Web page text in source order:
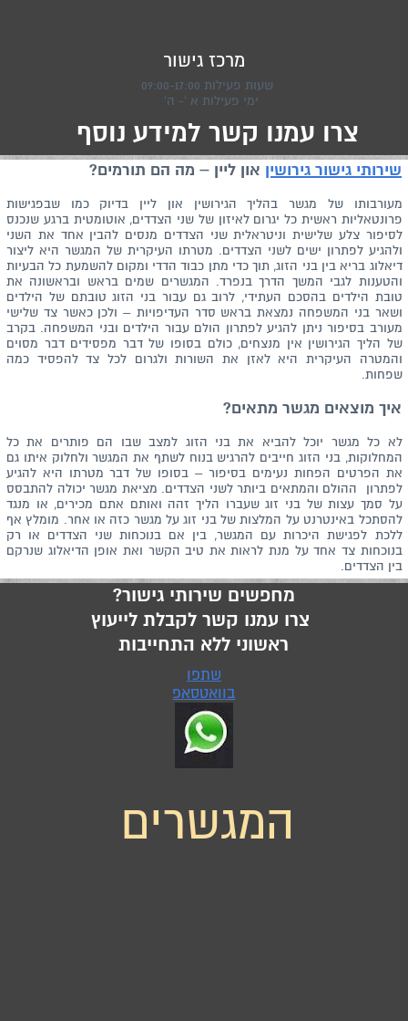
שירותי גישור גירושין און ליין – מה הם תורמים?
מעורבותו של מגשר בהליך הגירושין און ליין בדיוק כמו שבפגישות
פרונטאליות ראשית כל יגרום לאיזון של שני הצדדים, אוטומטית ברגע שנכנס
לסיפור צלע שלישית וניטראלית שני הצדדים מנסים להבין אחד את השני
ולהגיע לפתרון ישים לשני הצדדים. מטרתו העיקרית של המגשר היא ליצור
דיאלוג בריא בין בני הזוג, תוך כדי מתן כבוד הדדי ומקום להשמעת כל הבעיות
והטענות לגבי המשך הדרך בנפרד. המגשרים שמים בראש ובראשונה את
טובת הילדים בהסכם העתידי, לרוב גם עבור בני הזוג טובתם של הילדים
ושאר בני המשפחה נמצאת בראש סדר העדיפויות – ולכן כאשר צד שלישי
מעורב בסיפור ניתן להגיע לפתרון הולם עבור הילדים ובני המשפחה. בקרב
של הליך הגירושין אין מנצחים, כולם בסופו של דבר מפסידים דבר מסוים
והמטרה העיקרית היא לאזן את השורות ולגרום לכל צד להפסיד כמה
שפחות.
איך מוצאים מגשר מתאים?
לא כל מגשר יוכל להביא את בני הזוג למצב שבו הם פותרים את כל
המחלוקות, בני הזוג חייבים להרגיש בנוח לשתף את המגשר ולחלוק איתו גם
את הפרטים הפחות נעימים בסיפור – בסופו של דבר מטרתו היא להגיע
לפתרון ההולם והמתאים ביותר לשני הצדדים. מציאת מגשר יכולה להתבסס
על סמך עצות של בני זוג שעברו הליך זהה ואותם אתם מכירים, או מנגד
להסתכל באינטרנט על המלצות של בני זוג על מגשר כזה או אחר. מומלץ אף
ללכת לפגישת היכרות עם המגשר, בין אם בנוכחות שני הצדדים או רק
בנוכחות צד אחד על מנת לראות את טיב הקשר ואת אופן הדיאלוג שנרקם
בין הצדדים.
מרכז גישור
צרו עמנו קשר למידע נוסף
שעות פעילות 09:00-17:00
ימי פעילות א '- ה'
שתפו
בוואטסאפ
המגשרים
מחפשים שירותי גישור?
צרו עמנו קשר לקבלת לייעוץ
ראשוני ללא התחייבות